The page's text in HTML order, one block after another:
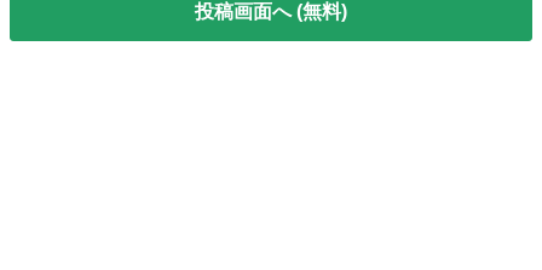
投稿画面へ (無料)